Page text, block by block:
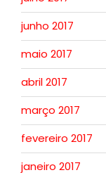
junho 2017
maio 2017
abril 2017
março 2017
fevereiro 2017
janeiro 2017